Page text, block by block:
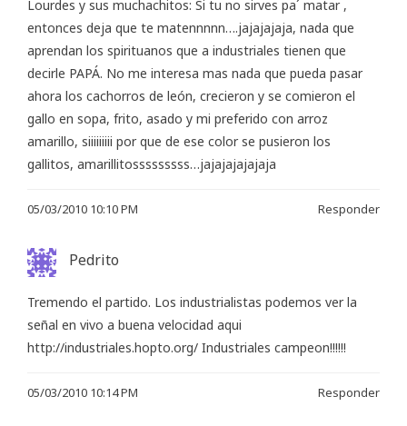
Lourdes y sus muchachitos: Si tu no sirves pa´ matar ,
entonces deja que te matennnnn….jajajajaja, nada que
aprendan los spirituanos que a industriales tienen que
decirle PAPÁ. No me interesa mas nada que pueda pasar
ahora los cachorros de león, crecieron y se comieron el
gallo en sopa, frito, asado y mi preferido con arroz
amarillo, siiiiiiiii por que de ese color se pusieron los
gallitos, amarillitosssssssss…jajajajajajaja
05/03/2010 10:10 PM Responder
Pedrito
Tremendo el partido. Los industrialistas podemos ver la
señal en vivo a buena velocidad aqui
http://industriales.hopto.org/ Industriales campeon!!!!!!
05/03/2010 10:14 PM Responder